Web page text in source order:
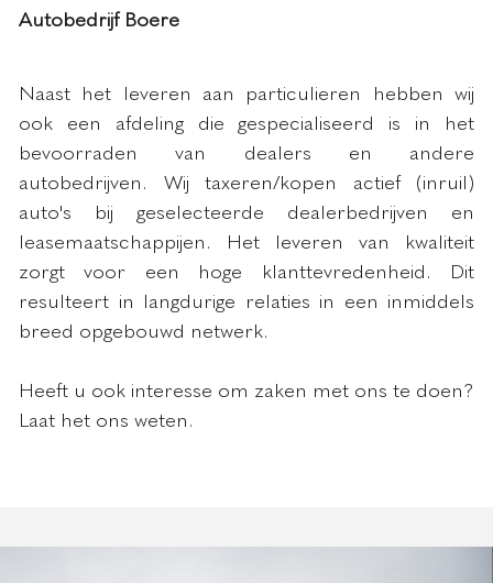
Autobedrijf Boere
Naast het leveren aan particulieren hebben wij
ook een afdeling die gespecialiseerd is in het
bevoorraden van dealers en andere
autobedrijven. Wij taxeren/kopen actief (inruil)
auto's bij geselecteerde dealerbedrijven en
leasemaatschappijen. Het leveren van kwaliteit
zorgt voor een hoge klanttevredenheid. Dit
resulteert in langdurige relaties in een inmiddels
breed opgebouwd netwerk.
Heeft u ook interesse om zaken met ons te doen?
Laat het ons weten.